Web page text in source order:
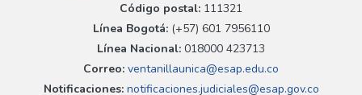
Código postal: 111321
Línea Bogotá:(+57) 601 7956110
Línea Nacional: 018000 423713
Correo: ventanillaunica@esap.edu.co
Notificaciones:notificaciones.judiciales@esap.gov.co